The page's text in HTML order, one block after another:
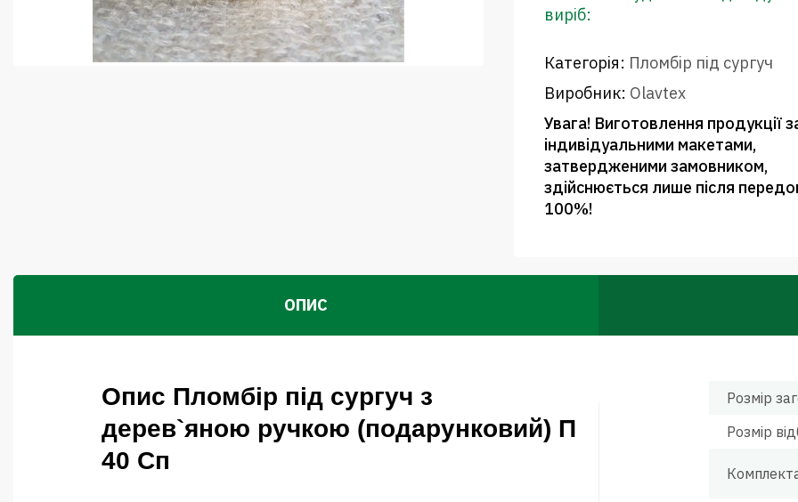
виріб:
Категорія: Пломбір під сургуч
Виробник: Olavtex
Увага! Виготовлення продукції
індивідуальними макетами,
затвердженими замовником,
здійснюється лише після
100%!
ОПИС
Опис Пломбір під сургуч з
дерев`яною ручкою (подарунковий) П
40 Сп
Розмір
Розмір